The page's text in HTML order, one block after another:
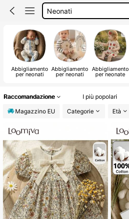
Neonato Maschi
Neonato
Abbigliamento
per neonati
Abbigliamento
per neonati
Abbigliamento
per neonate
Raccomandazione I più popolari
Magazzino EU
Categorie Età